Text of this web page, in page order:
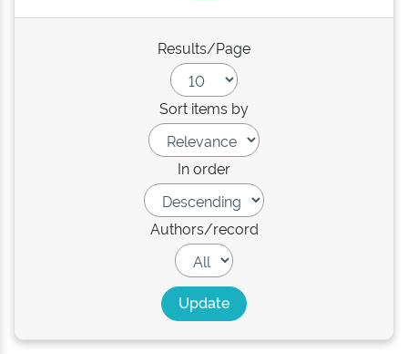
Results/Page
Sort items by
In order
Authors/record